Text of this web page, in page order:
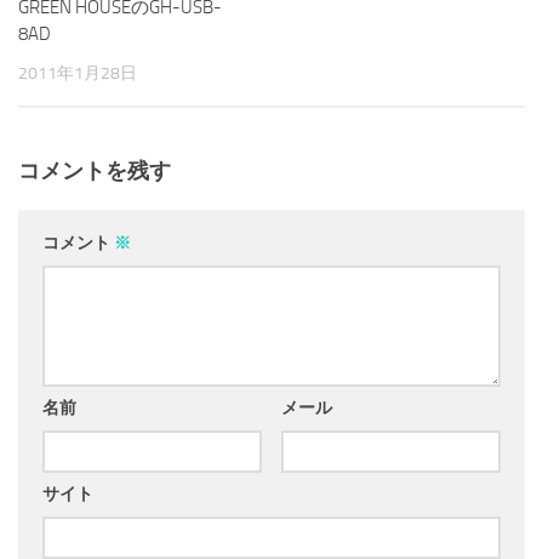
GREEN HOUSEのGH-USB-
8AD
2011年1月28日
コメントを残す
コメント ※
名前 メール
サイト